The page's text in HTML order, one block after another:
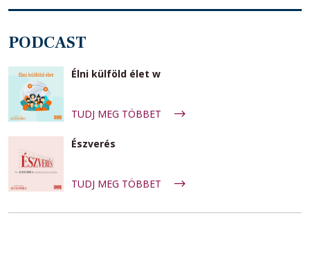
PODCAST
Élni külföld élet w
TUDJ MEG TÖBBET
Észverés
TUDJ MEG TÖBBET